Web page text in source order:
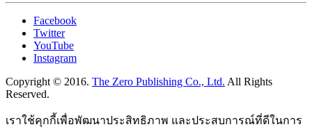
Facebook
Twitter
YouTube
Instagram
Copyright © 2016. The Zero Publishing Co., Ltd. All Rights
Reserved.
เราใช้คุกกี้เพื่อพัฒนาประสิทธิภาพ และประสบการณ์ที่ดีในการ